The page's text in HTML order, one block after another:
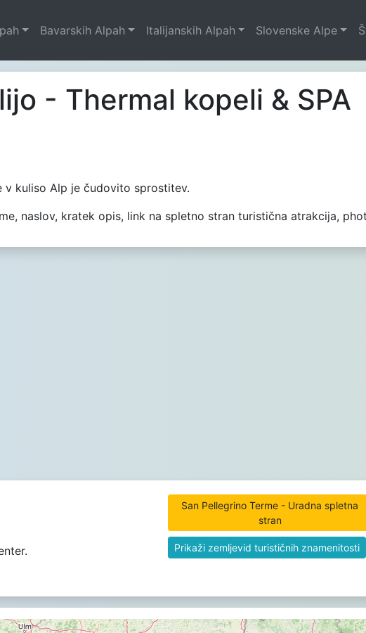
Bavarskih Alpah Italijanskih Alpah Slovenske Alpe
- Thermal kopeli & SPA
v kuliso Alp je čudovito sprostitev.
naslov, kratek opis, link na spletno stran turistična atrakcija,
San Pellegrino Terme - Uradna spletna
stran
Prikaži zemljevid turističnih znamenitosti